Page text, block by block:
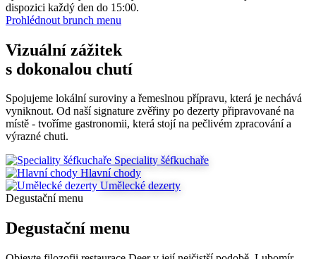
dispozici každý den do 15:00.
Prohlédnout brunch menu
Vizuální zážitek
s dokonalou chutí
Spojujeme lokální suroviny a řemeslnou přípravu, která je nechává
vyniknout. Od naší signature zvěřiny po dezerty připravované na
místě - tvoříme gastronomii, která stojí na pečlivém zpracování a
výrazné chuti.
Speciality šéfkuchaře
Hlavní chody
Umělecké dezerty
Degustační menu
Degustační menu